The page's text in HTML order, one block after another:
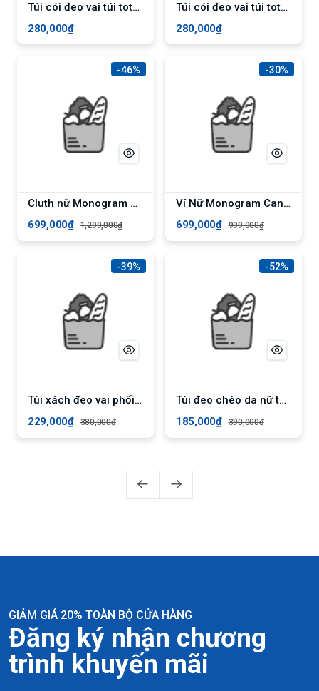
Túi cói đeo vai túi tote cói phong cách vintage Hàng cao cấp - Nâu
280,000₫
Túi cói đeo vai túi tote cói phong cách vintage Hàng cao cấp - Kem
280,000₫
-46%
Cluth nữ Monogram Canvas ELLY ECH64 - trắng
699,000₫
1,299,000₫
-30%
Ví Nữ Monogram Canvas ELLY EV88 - Màu Nâu
699,000₫
999,000₫
-39%
Túi xách đeo vai phối khóa trang trí YUUMY Seasand YN182 - Hồng dâu
229,000₫
380,000₫
-52%
Túi đeo chéo da nữ thời trang dạo phố Yuumy Seasand YN164 - Kem
185,000₫
390,000₫
GIẢM GIÁ 20% TOÀN BỘ CỬA HÀNG
Đăng ký nhận chương
trình khuyến mãi